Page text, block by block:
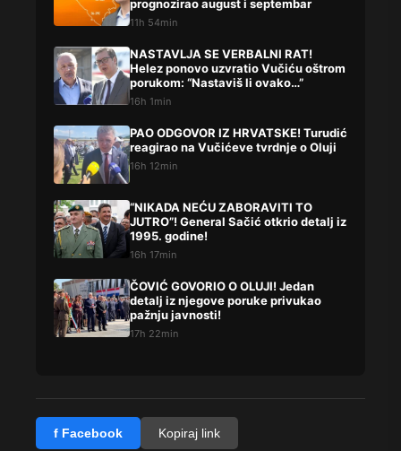
prognozirao august i septembar
11h 54min
NASTAVLJA SE VERBALNI RAT!
Helez ponovo uzvratio Vučiću oštrom
porukom: “Nastaviš li ovako…”
16h 1min
PAO ODGOVOR IZ HRVATSKE! Turudić
reagirao na Vučićeve tvrdnje o Oluji
16h 12min
“NIKADA NEĆU ZABORAVITI TO
JUTRO”! General Sačić otkrio detalj iz
1995. godine!
16h 17min
ČOVIĆ GOVORIO O OLUJI! Jedan
detalj iz njegove poruke privukao
pažnju javnosti!
17h 22min
f Facebook Kopiraj link